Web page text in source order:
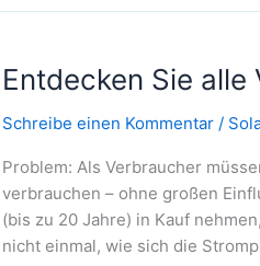
Tür
Zukunft
Entdecken Sie
Schreibe einen Kommentar /
Problem: Als Verbraucher
verbrauchen – ohne großen
(bis zu 20 Jahre) in Kauf
nicht einmal, wie sich die